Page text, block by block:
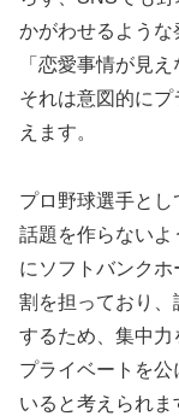
かがわせるような
「恋愛事情が見
それは意図的に
えます。
プロ野球選手と
話題を作らない
にソフトバンク
割を担っており
するため、集中力
プライベートを
いると考えられま